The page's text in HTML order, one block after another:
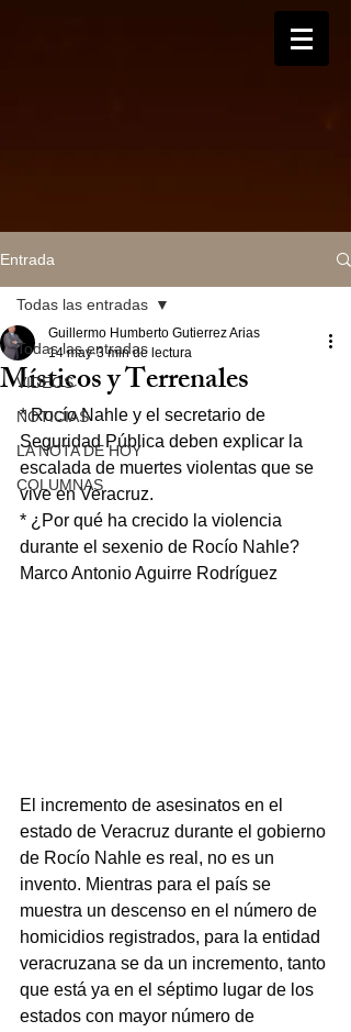
Entrada
Todas las entradas
VIDEOS
NOTICIAS
LA NOTA DE HOY
COLUMNAS
Todas las entradas
Místicos y Terrenales
Guillermo Humberto Gutierrez Arias
14 may 3 min de lectura
* Rocío Nahle y el secretario de
Seguridad Pública deben explicar la
escalada de muertes violentas que se
vive en Veracruz.
* ¿Por qué ha crecido la violencia
durante el sexenio de Rocío Nahle?
Marco Antonio Aguirre Rodríguez
El incremento de asesinatos en el
estado de Veracruz durante el gobierno
de Rocío Nahle es real, no es un
invento. Mientras para el país se
muestra un descenso en el número de
homicidios registrados, para la entidad
veracruzana se da un incremento, tanto
que está ya en el séptimo lugar de los
estados con mayor número de